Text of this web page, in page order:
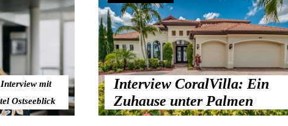
mit
Ostseeblick
Interview CoralVilla: Ein
Zuhause unter Palmen